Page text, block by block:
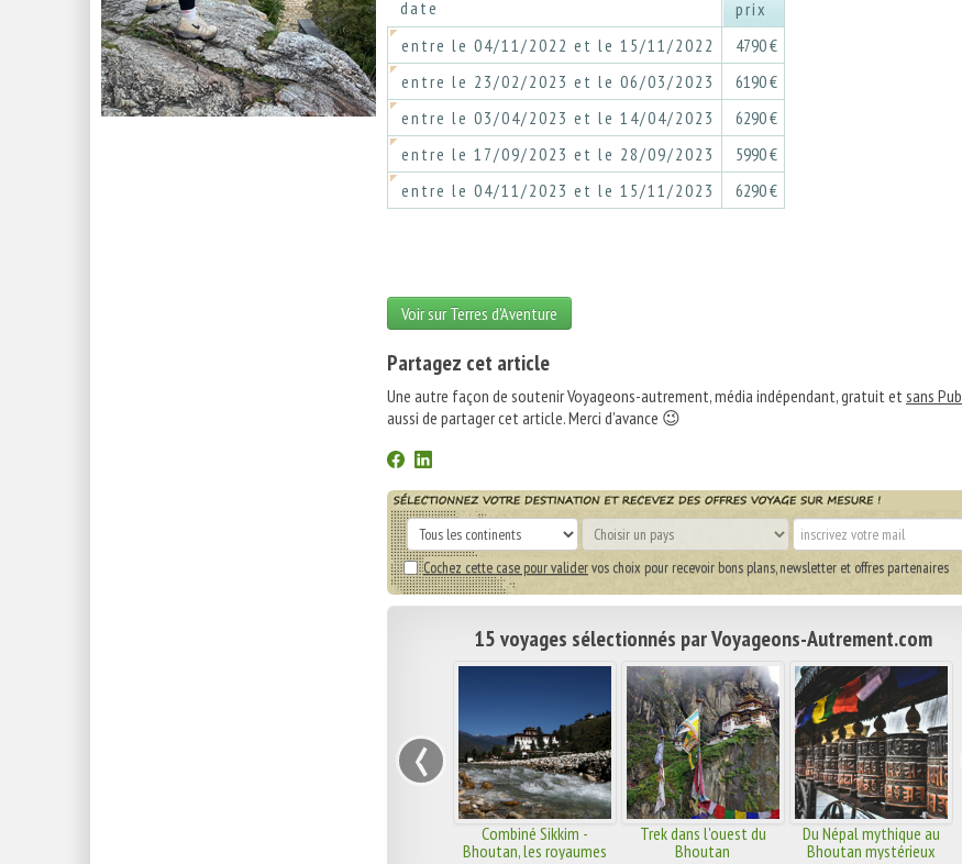
date
prix
entre le 04/11/2022 et le 15/11/2022
4790 €
entre le 23/02/2023 et le 06/03/2023
6190 €
entre le 03/04/2023 et le 14/04/2023
6290 €
entre le 17/09/2023 et le 28/09/2023
5990 €
entre le 04/11/2023 et le 15/11/2023
6290 €
Voir sur Terres d'Aventure
Partagez cet article
Une autre façon de soutenir Voyageons-autrement, média indépendant, gratuit etsans Pub
aussi de partager cet article. Merci d'avance 😉
Cochez cette case pour validervos choix pour recevoir bons plans, newsletter et offres partenaires
15 voyages sélectionnés par Voyageons-Autrement.com
Combiné Sikkim -
Bhoutan, les royaumes
Trek dans l'ouest du
Bhoutan
Du Népal mythique au
Bhoutan mystérieux
‹